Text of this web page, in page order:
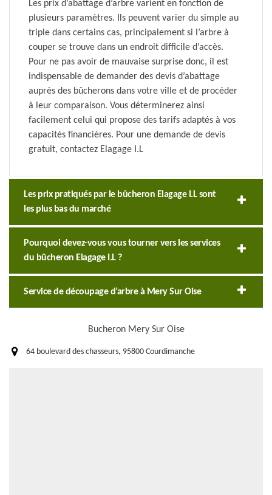
Les prix d’abattage d’arbre varient en fonction de
plusieurs paramètres. Ils peuvent varier du simple au
triple dans certains cas, principalement si l’arbre à
couper se trouve dans un endroit difficile d’accès.
Pour ne pas avoir de mauvaise surprise donc, il est
indispensable de demander des devis d’abattage
auprès des bûcherons dans votre ville et de procéder
à leur comparaison. Vous déterminerez ainsi
facilement celui qui propose des tarifs adaptés à vos
capacités financières. Pour une demande de devis
gratuit, contactez Elagage I.L
Les prix pratiqués par le bûcheron Elagage I.L sont
les plus bas du marché
Pourquoi devez-vous vous tourner vers les services
du bûcheron Elagage I.L ?
Service de découpage d’arbre à Mery Sur Oise
Bucheron Mery Sur Oise
64 boulevard des chasseurs, 95800 Courdimanche